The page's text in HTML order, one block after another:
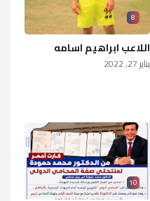
8
اللاعب ابراهيم اسامه
يناير 27, 2022
10